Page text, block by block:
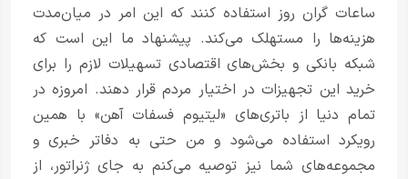
ساعات گران روز استفاده کنند که این امر در میان‌مدت
هزینه‌ها را مستهلک می‌کند. پیشنهاد ما این است که
شبکه بانکی و بخش‌های اقتصادی تسهیلات لازم را برای
خرید این تجهیزات در اختیار مردم قرار دهند. امروزه در
تمام دنیا از باتری‌های «لیتیوم فسفات آهن» با همین
رویکرد استفاده می‌شود و من حتی به دفاتر خبری و
مجموعه‌های شما نیز توصیه می‌کنم به جای ژنراتور، از